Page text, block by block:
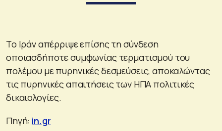
Το Ιράν απέρριψε επίσης τη σύνδεση
οποιασδήποτε συμφωνίας τερματισμού του
πολέμου με πυρηνικές δεσμεύσεις, αποκαλώντας
τις πυρηνικές απαιτήσεις των ΗΠΑ πολιτικές
δικαιολογίες.
Πηγή: in.gr